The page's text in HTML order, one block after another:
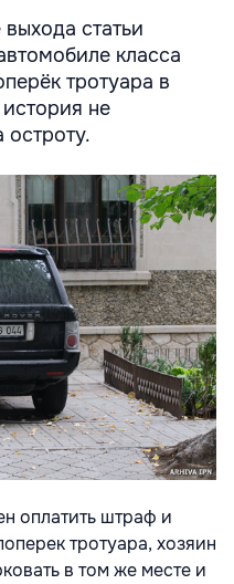
статьи
класса
тротуара в
не
остроту.
оплатить штраф и
тротуара, хозяин
в том же месте и